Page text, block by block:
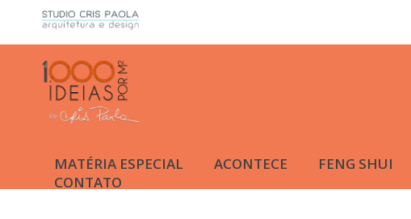
MATÉRIA ESPECIAL ACONTECE FENG SHUI
CONTATO